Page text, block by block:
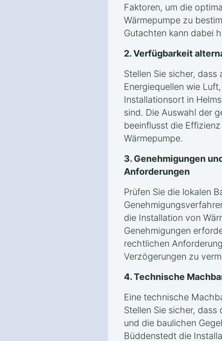
Faktoren, um die
Wärmepumpe zu
Gutachten kann dabei
2. Verfügbarkeit
Stellen Sie sicher, dass
Energiequellen wie
Installationsort in
sind. Die Auswahl der
beeinflusst die
Wärmepumpe.
3. Genehmigungen
Anforderungen
Prüfen Sie die lokalen
die Installation von
Genehmigungen
rechtlichen
Verzögerungen zu
4. Technische
Eine technische
Stellen Sie sicher,
und die baulichen
Büddenstedt die